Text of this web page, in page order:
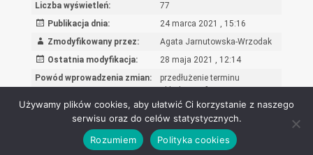
Liczba wyświetleń:
77
Publikacja dnia:
24 marca 2021 , 15:16
Zmodyfikowany przez:
Agata Jarnutowska-Wrzodak
Ostatnia modyfikacja:
28 maja 2021 , 12:14
Powód wprowadzenia zmian:
przedłużenie terminu
Ośrodek Rozwoju Edukacji - Biuletyn Informacji Publicznej 2026
Używamy plików cookies, aby ułatwić Ci korzystanie z naszego
serwisu oraz do celów statystycznych.
Rozumiem
Polityka cookies